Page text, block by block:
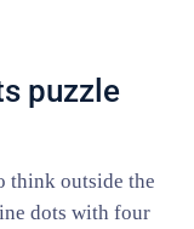
puzzle
think outside the
dots with four